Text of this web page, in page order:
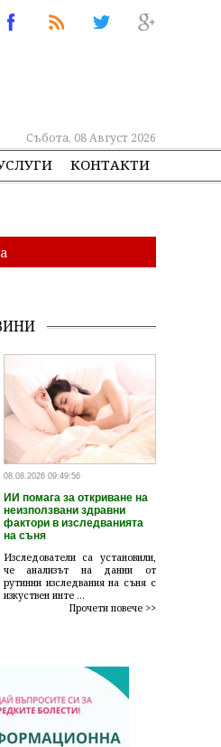
Събота, 08 Август 2026
КОНТАКТИ
08.08.2026 09:49:56
ИИ помага за откриване на
неизползвани здравни
фактори в изследванията
на съня
Изследователи са установили,
че анализът на данни от
рутинни изследвания на съня с
изкуствен инте ...
Прочети повече >>